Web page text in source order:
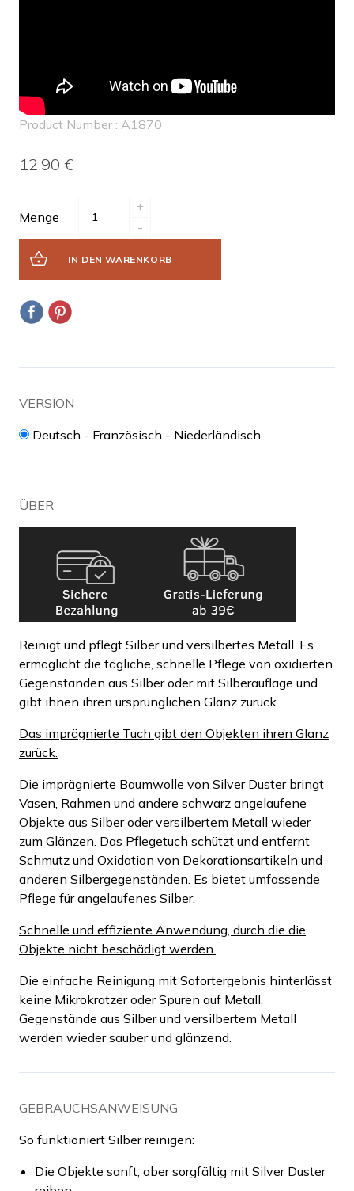
Product Number : A1870
12,90 €
Menge
+
-
IN DEN WARENKORB
VERSION
Deutsch - Französisch - Niederländisch
ÜBER
Reinigt und pflegt Silber und versilbertes Metall. Es
ermöglicht die tägliche, schnelle Pflege von oxidierten
Gegenständen aus Silber oder mit Silberauflage und
gibt ihnen ihren ursprünglichen Glanz zurück.
Das imprägnierte Tuch gibt den Objekten ihren Glanz
zurück.
Die imprägnierte Baumwolle von Silver Duster bringt
Vasen, Rahmen und andere schwarz angelaufene
Objekte aus Silber oder versilbertem Metall wieder
zum Glänzen. Das Pflegetuch schützt und entfernt
Schmutz und Oxidation von Dekorationsartikeln und
anderen Silbergegenständen. Es bietet umfassende
Pflege für angelaufenes Silber.
Schnelle und effiziente Anwendung, durch die die
Objekte nicht beschädigt werden.
Die einfache Reinigung mit Sofortergebnis hinterlässt
keine Mikrokratzer oder Spuren auf Metall.
Gegenstände aus Silber und versilbertem Metall
werden wieder sauber und glänzend.
GEBRAUCHSANWEISUNG
So funktioniert Silber reinigen:
Die Objekte sanft, aber sorgfältig mit Silver Duster